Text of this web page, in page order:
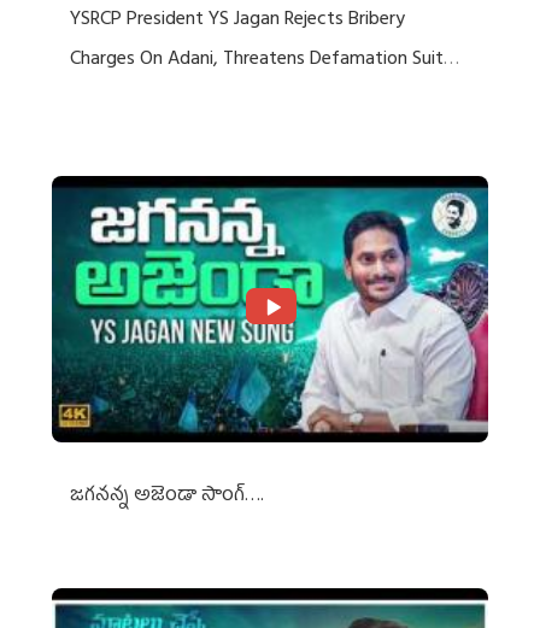
YSRCP President YS Jagan Rejects Bribery
Charges On Adani, Threatens Defamation Suit
జగనన్న అజెండా సాంగ్….